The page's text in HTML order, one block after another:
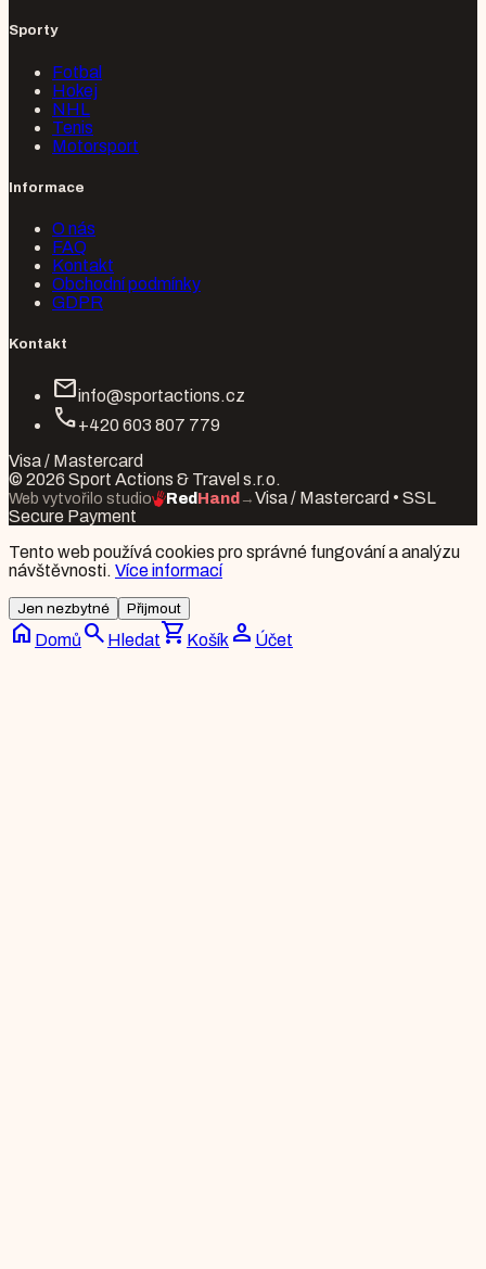
Sporty
Fotbal
Hokej
NHL
Tenis
Motorsport
Informace
O nás
FAQ
Kontakt
Obchodní podmínky
GDPR
Kontakt
mailinfo@sportactions.cz
call+420 603 807 779
Visa / Mastercard
© 2026 Sport Actions & Travel s.r.o.
Web vytvořilo studio RedHand →Visa / Mastercard • SSL
Secure Payment
Tento web používá cookies pro správné fungování a analýzu
návštěvnosti. Více informací
Jen nezbytné Přijmout
home Domů search Hledatshopping_cart Košík person Účet